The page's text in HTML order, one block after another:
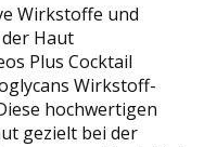
Wirkstoffe und
Haut
Plus Cocktail
Wirkstoff-
hochwertigen
gezielt bei der